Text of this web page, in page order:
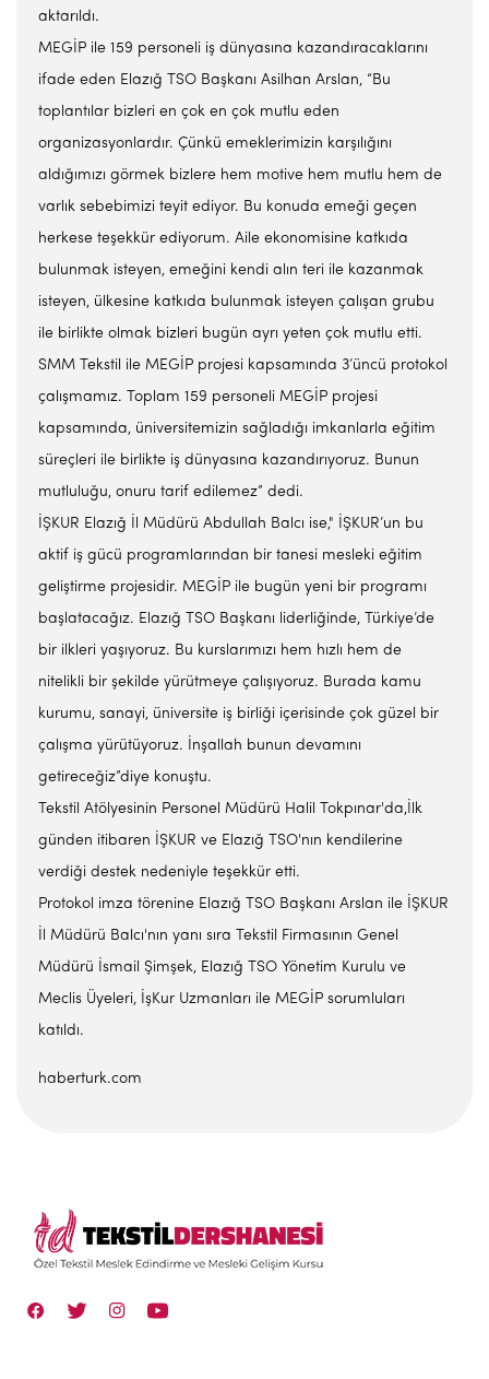
aktarıldı.
MEGİP ile 159 personeli iş dünyasına kazandıracaklarını
ifade eden Elazığ TSO Başkanı Asilhan Arslan, “Bu
toplantılar bizleri en çok en çok mutlu eden
organizasyonlardır. Çünkü emeklerimizin karşılığını
aldığımızı görmek bizlere hem motive hem mutlu hem de
varlık sebebimizi teyit ediyor. Bu konuda emeği geçen
herkese teşekkür ediyorum. Aile ekonomisine katkıda
bulunmak isteyen, emeğini kendi alın teri ile kazanmak
isteyen, ülkesine katkıda bulunmak isteyen çalışan grubu
ile birlikte olmak bizleri bugün ayrı yeten çok mutlu etti.
SMM Tekstil ile MEGİP projesi kapsamında 3’üncü protokol
çalışmamız. Toplam 159 personeli MEGİP projesi
kapsamında, üniversitemizin sağladığı imkanlarla eğitim
süreçleri ile birlikte iş dünyasına kazandırıyoruz. Bunun
mutluluğu, onuru tarif edilemez” dedi.
İŞKUR Elazığ İl Müdürü Abdullah Balcı ise," İŞKUR’un bu
aktif iş gücü programlarından bir tanesi mesleki eğitim
geliştirme projesidir. MEGİP ile bugün yeni bir programı
başlatacağız. Elazığ TSO Başkanı liderliğinde, Türkiye’de
bir ilkleri yaşıyoruz. Bu kurslarımızı hem hızlı hem de
nitelikli bir şekilde yürütmeye çalışıyoruz. Burada kamu
kurumu, sanayi, üniversite iş birliği içerisinde çok güzel bir
çalışma yürütüyoruz. İnşallah bunun devamını
getireceğiz”diye konuştu.
Tekstil Atölyesinin Personel Müdürü Halil Tokpınar'da,İlk
günden itibaren İŞKUR ve Elazığ TSO'nın kendilerine
verdiği destek nedeniyle teşekkür etti.
Protokol imza törenine Elazığ TSO Başkanı Arslan ile İŞKUR
İl Müdürü Balcı'nın yanı sıra Tekstil Firmasının Genel
Müdürü İsmail Şimşek, Elazığ TSO Yönetim Kurulu ve
Meclis Üyeleri, İşKur Uzmanları ile MEGİP sorumluları
katıldı.
haberturk.com